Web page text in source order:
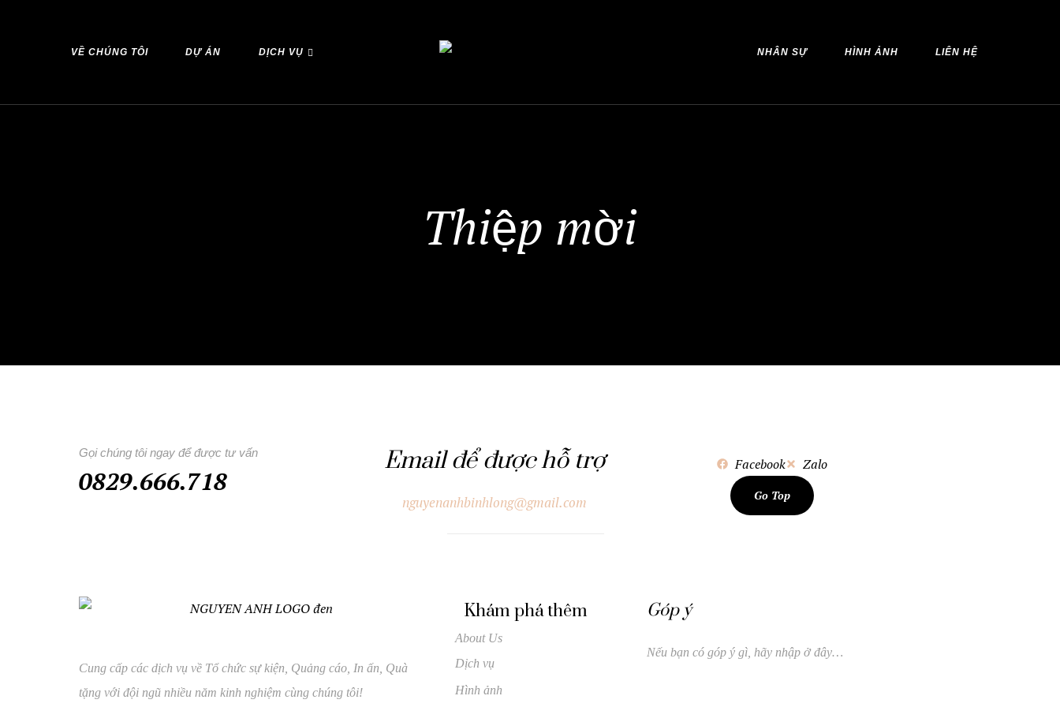
VỀ CHÚNG TÔI DỰ ÁN DỊCH VỤ NHÂN SỰ HÌNH ẢNH LIÊN HỆ
Thiệp mời
Gọi chúng tôi ngay để được tư vấn
0829.666.718
Email để được hỗ trợ
nguyenanhbinhlong@gmail.com
Facebook Zalo
Go Top
Cung cấp các dịch vụ về Tổ chức sự kiện, Quảng cáo, In ấn, Quà
tặng với đội ngũ nhiều năm kinh nghiệm cùng chúng tôi!
Khám phá thêm
About Us
Dịch vụ
Hình ảnh
Góp ý
Nếu bạn có góp ý gì, hãy nhập ở đây…